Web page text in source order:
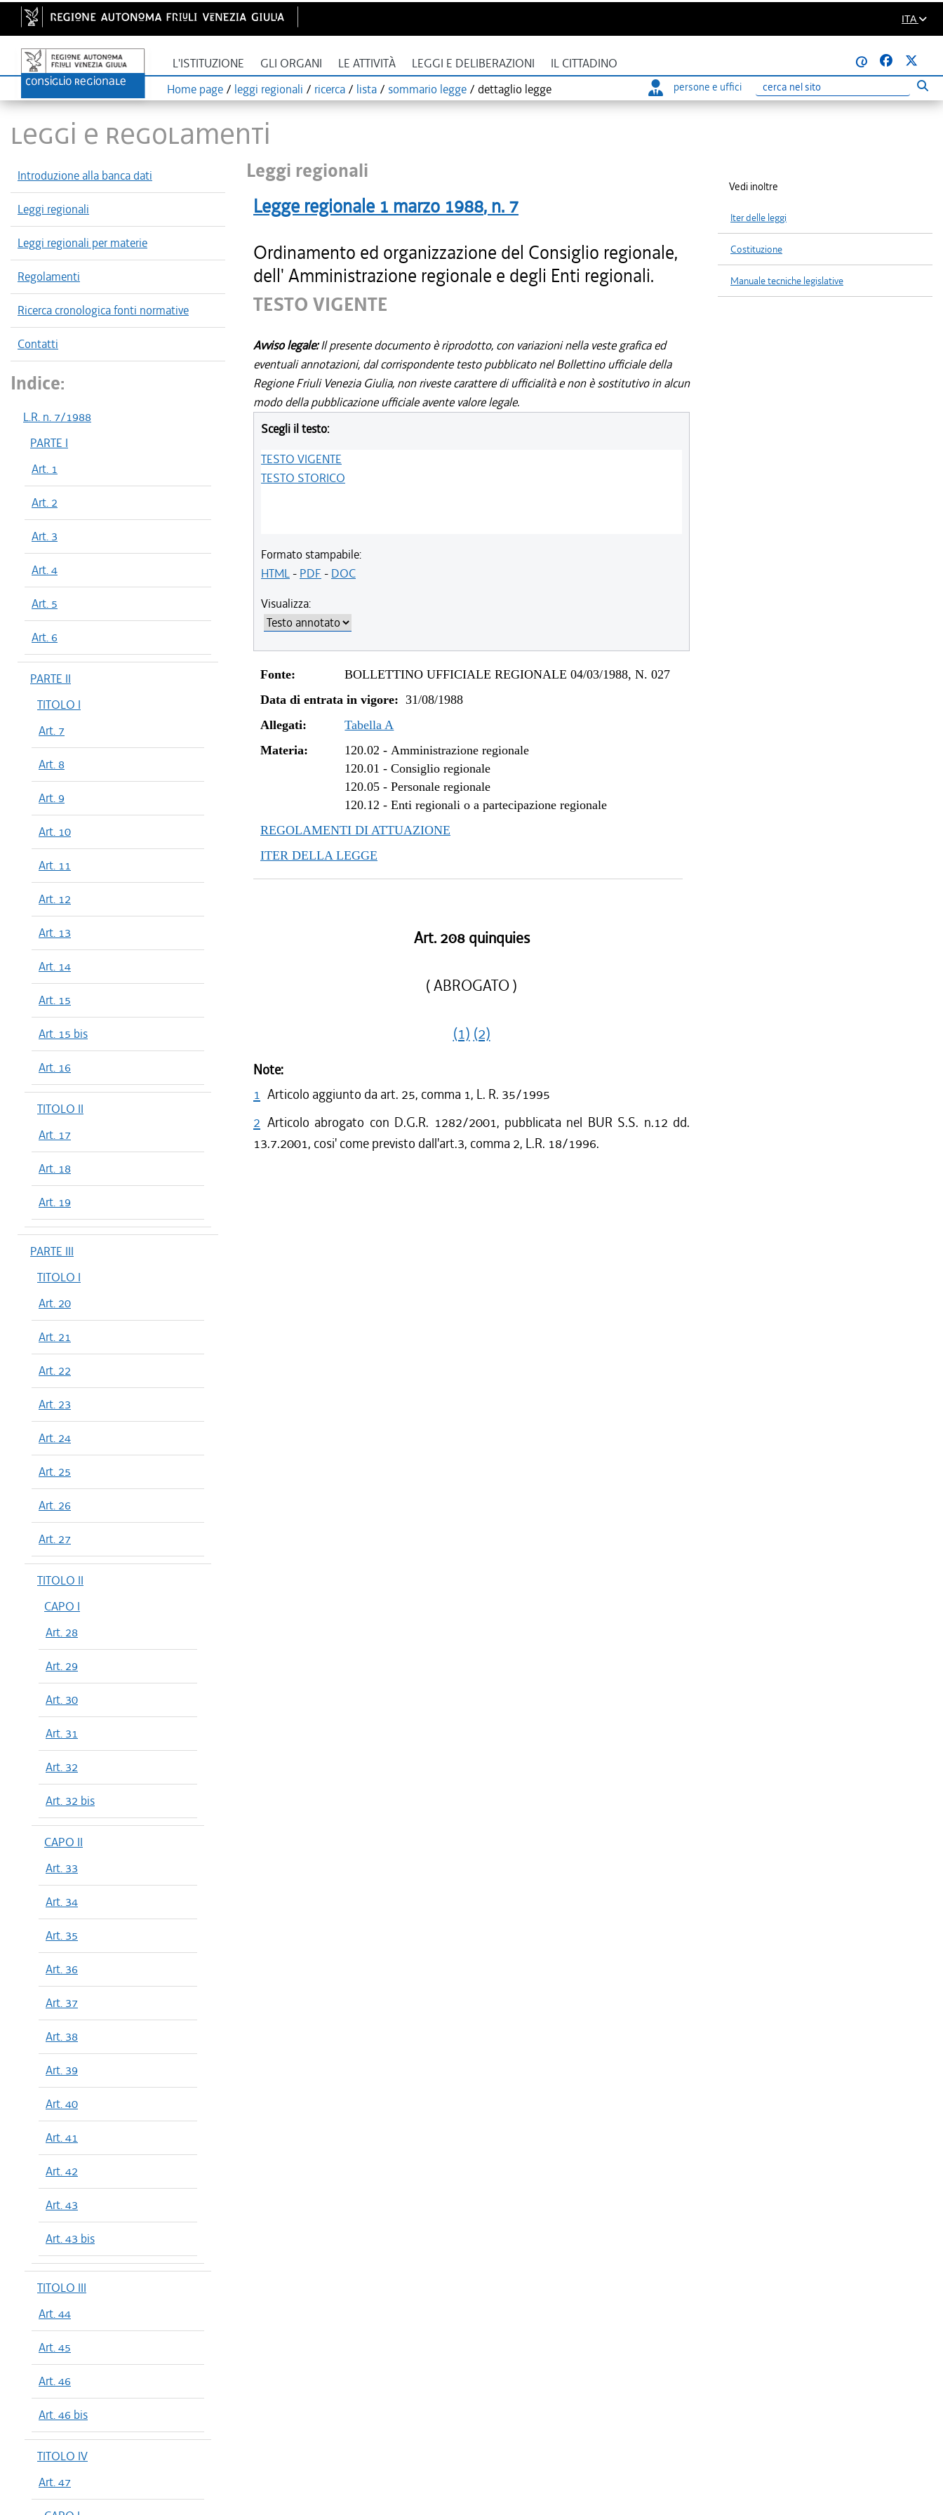
ITA
L'ISTITUZIONE GLI ORGANI LE ATTIVITÀ LEGGI E DELIBERAZIONI IL CITTADINO
@
Home page / leggi regionali / ricerca / lista / sommario legge / dettaglio legge persone e uffici
Ricerca
LEGGI E REGOLAMENTI
Introduzione alla banca dati
Leggi regionali
Leggi regionali per materie
Regolamenti
Ricerca cronologica fonti normative
Contatti
Indice:
L.R. n. 7/1988
PARTE I
Art. 1
Art. 2
Art. 3
Art. 4
Art. 5
Art. 6
PARTE II
TITOLO I
Art. 7
Art. 8
Art. 9
Art. 10
Art. 11
Art. 12
Art. 13
Art. 14
Art. 15
Art. 15 bis
Art. 16
TITOLO II
Art. 17
Art. 18
Art. 19
PARTE III
TITOLO I
Art. 20
Art. 21
Art. 22
Art. 23
Art. 24
Art. 25
Art. 26
Art. 27
TITOLO II
CAPO I
Art. 28
Art. 29
Art. 30
Art. 31
Art. 32
Art. 32 bis
CAPO II
Art. 33
Art. 34
Art. 35
Art. 36
Art. 37
Art. 38
Art. 39
Art. 40
Art. 41
Art. 42
Art. 43
Art. 43 bis
TITOLO III
Art. 44
Art. 45
Art. 46
Art. 46 bis
TITOLO IV
Art. 47
Leggi regionali
Legge regionale 1 marzo 1988, n. 7
Ordinamento ed organizzazione del Consiglio regionale,
dell' Amministrazione regionale e degli Enti regionali.
TESTO VIGENTE
Avviso legale:Il presente documento è riprodotto, con variazioni nella veste grafica ed
eventuali annotazioni, dal corrispondente testo pubblicato nel Bollettino ufficiale della
Regione Friuli Venezia Giulia, non riveste carattere di ufficialità e non è sostitutivo in alcun
modo della pubblicazione ufficiale avente valore legale.
Scegli il testo:
TESTO VIGENTE
TESTO STORICO
Formato stampabile:
HTML- PDF - DOC
Visualizza:
Fonte:
BOLLETTINO UFFICIALE REGIONALE 04/03/1988, N. 027
Data di entrata in vigore: 31/08/1988
Allegati:
Tabella A
Materia:
120.02 -Amministrazione regionale
120.01 -Consiglio regionale
120.05 -Personale regionale
120.12 -Enti regionali o a partecipazione regionale
REGOLAMENTI DI ATTUAZIONE
ITER DELLA LEGGE
Art. 208 quinquies
( ABROGATO )
(1) (2)
Note:
1 Articolo aggiunto da art. 25, comma 1, L. R. 35/1995
2 Articolo abrogato con D.G.R. 1282/2001, pubblicata nel BUR S.S. n.12 dd.
13.7.2001, cosi' come previsto dall'art.3, comma 2, L.R. 18/1996.
Vedi inoltre
Iter delle leggi
Costituzione
Manuale tecniche legislative